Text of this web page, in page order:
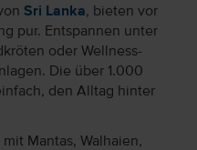
Sri Lanka, bieten vor
pur. Entspannen unter
oder Wellness-
Die über 1.000
den Alltag hinter
Mantas, Walhaien,